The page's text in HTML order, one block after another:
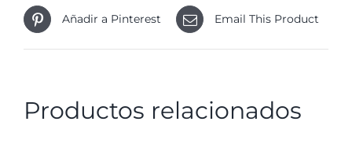
Añadir a Pinterest Email This Product
Productos relacionados